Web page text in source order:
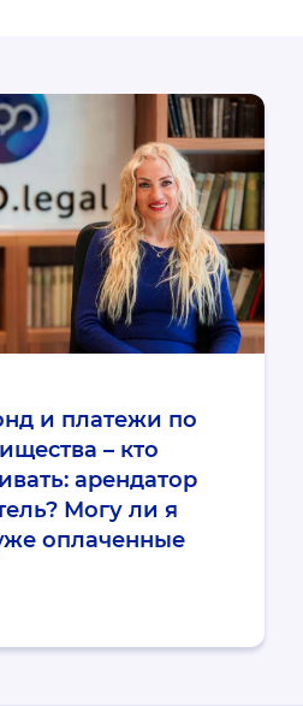
и платежи по
– кто
арендатор
Могу ли я
оплаченные